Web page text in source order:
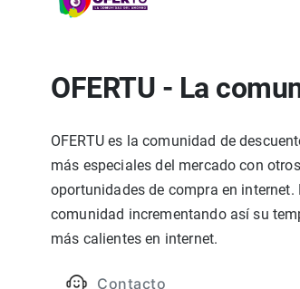
OFERTU - La
OFERTU es la comunidad de
más especiales del mercado con
oportunidades de compra en
comunidad incrementando así su
más calientes en internet.
Contacto